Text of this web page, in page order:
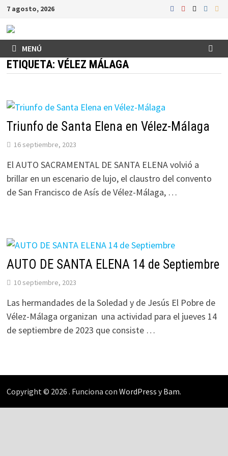
Saltar
contenido
7 agosto, 2026
MENÚ
ETIQUETA: VÉLEZ MÁLAGA
Triunfo de Santa Elena en Vélez-Málaga
16 septiembre, 2023
El AUTO SACRAMENTAL DE SANTA ELENA volvió a
brillar en un escenario de lujo, el claustro del convento
de San Francisco de Asís de Vélez-Málaga, …
AUTO DE SANTA ELENA 14 de Septiembre
10 septiembre, 2023
Las hermandades de la Soledad y de Jesús El Pobre de
Vélez-Málaga organizan una actividad para el jueves 14
de septiembre de 2023 que consiste …
Copyright © 2026 . Funciona con WordPress yBam.